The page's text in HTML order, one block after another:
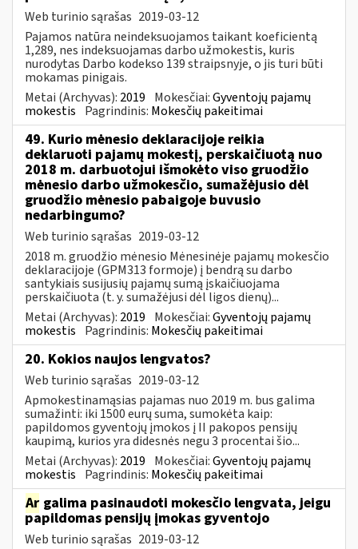
Web turinio sąrašas 2019-03-12
Pajamos natūra neindeksuojamos taikant koeficientą
1,289, nes indeksuojamas darbo užmokestis, kuris
nurodytas Darbo kodekso 139 straipsnyje, o jis turi būti
mokamas pinigais.
Metai (Archyvas): 2019 Mokesčiai:Gyventojų pajamų
mokestis Pagrindinis: Mokesčių pakeitimai
49. Kurio mėnesio deklaracijoje reikia
deklaruoti pajamų mokestį, perskaičiuotą nuo
2018 m. darbuotojui išmokėto viso gruodžio
mėnesio darbo užmokesčio, sumažėjusio dėl
gruodžio mėnesio pabaigoje buvusio
nedarbingumo?
Web turinio sąrašas 2019-03-12
2018 m. gruodžio mėnesio Mėnesinėje pajamų mokesčio
deklaracijoje (GPM313 formoje) į bendrą su darbo
santykiais susijusių pajamų sumą įskaičiuojama
perskaičiuota (t. y. sumažėjusi dėl ligos dienų)...
Metai (Archyvas): 2019 Mokesčiai:Gyventojų pajamų
mokestis Pagrindinis: Mokesčių pakeitimai
20. Kokios naujos lengvatos?
Web turinio sąrašas 2019-03-12
Apmokestinamąsias pajamas nuo 2019 m. bus galima
sumažinti: iki 1500 eurų suma, sumokėta kaip:
papildomos gyventojų įmokos į II pakopos pensijų
kaupimą, kurios yra didesnės negu 3 procentai šio...
Metai (Archyvas): 2019 Mokesčiai:Gyventojų pajamų
mokestis Pagrindinis: Mokesčių pakeitimai
Ar galima pasinaudoti mokesčio lengvata, jeigu
papildomas pensijų įmokas gyventojo
Web turinio sąrašas 2019-03-12